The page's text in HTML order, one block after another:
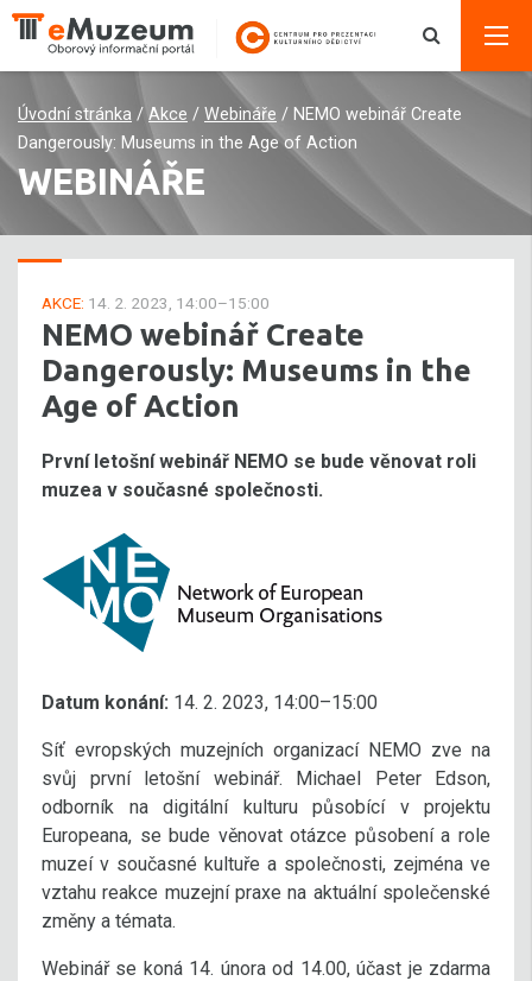
Úvodní stránka / Akce / Webináře / NEMO webinář Create
Dangerously: Museums in the Age of Action
WEBINÁŘE
AKCE: 14. 2. 2023, 14:00–15:00
NEMO webinář Create
Dangerously: Museums in the
Age of Action
První letošní webinář NEMO se bude věnovat roli
muzea v současné společnosti.
Datum konání: 14. 2. 2023, 14:00–15:00
Síť evropských muzejních organizací NEMO zve na
svůj první letošní webinář. Michael Peter Edson,
odborník na digitální kulturu působící v projektu
Europeana, se bude věnovat otázce působení a role
muzeí v současné kultuře a společnosti, zejména ve
vztahu reakce muzejní praxe na aktuální společenské
změny a témata.
Webinář se koná 14. února od 14.00, účast je zdarma